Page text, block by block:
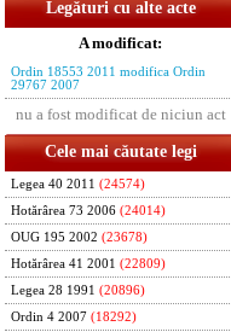
Legături cu alte acte
A modificat:
Ordin 18553 2011 modifica Ordin
29767 2007
nu a fost modificat de niciun act
Cele mai căutate legi
Legea 40 2011 (24574)
Hotărârea 73 2006 (24014)
OUG 195 2002 (23678)
Hotărârea 41 2001 (22809)
Legea 28 1991 (20896)
Ordin 4 2007 (18292)